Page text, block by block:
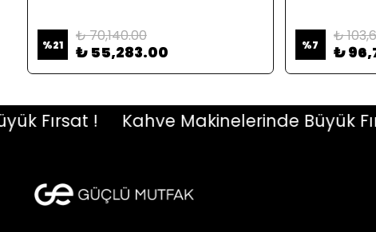
%21 ₺ 70,140.00
₺ 55,283.00 %7 ₺
₺
Fırsat ! Kahve Makinelerinde Büyük